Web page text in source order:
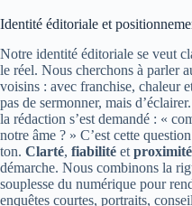
Identité éditoriale et
Notre identité éditoriale se veut
le réel. Nous cherchons à parler
voisins : avec franchise, chaleur
pas de sermonner, mais
la rédaction s’est demandé : «
notre âme ? » C’est cette
ton. Clarté, fiabilité et proximité
démarche. Nous combinons la
souplesse du numérique pour
enquêtes courtes, portraits,